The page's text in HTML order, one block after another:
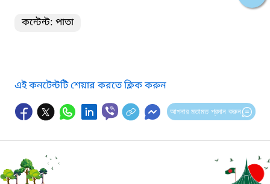
কন্টেন্ট: পাতা
এই কনটেন্টটি শেয়ার করতে ক্লিক করুন
আপনার মতামত প্রদান করুন